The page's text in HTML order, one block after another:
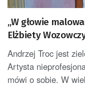
„W głowie
Elżbiety
Andrzej Troc jest
Artysta
mówi o sobie. W